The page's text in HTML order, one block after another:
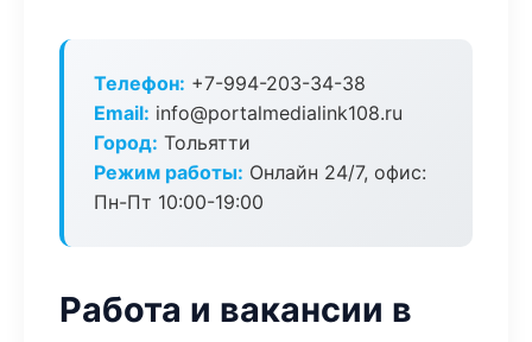
Телефон: +7-994-203-34-38
Email: info@portalmedialink108.ru
Город: Тольятти
Режим работы: Онлайн 24/7, офис:
Пн-Пт 10:00-19:00
Работа и вакансии в